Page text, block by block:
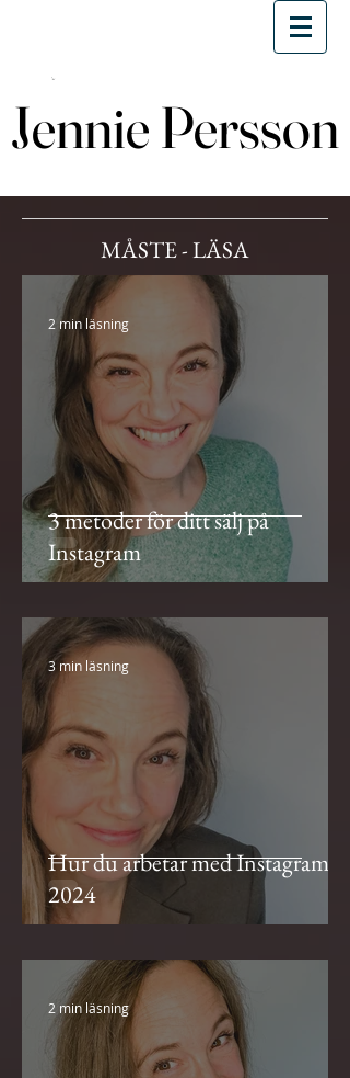
Jennie Persson
Jennie Persson
MÅSTE - LÄSA
3 metoder för ditt sälj på
Instagram
2 min läsning
Hur du arbetar med Instagram
2024
3 min läsning
2 min läsning